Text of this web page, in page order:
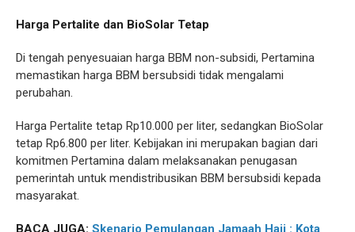
Harga Pertalite dan BioSolar Tetap
Di tengah penyesuaian harga BBM non-subsidi, Pertamina
memastikan harga BBM bersubsidi tidak mengalami
perubahan.
Harga Pertalite tetap Rp10.000 per liter, sedangkan BioSolar
tetap Rp6.800 per liter. Kebijakan ini merupakan bagian dari
komitmen Pertamina dalam melaksanakan penugasan
pemerintah untuk mendistribusikan BBM bersubsidi kepada
masyarakat.